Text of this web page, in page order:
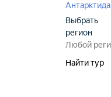
Антарктида
Выбрать
регион
Найти тур